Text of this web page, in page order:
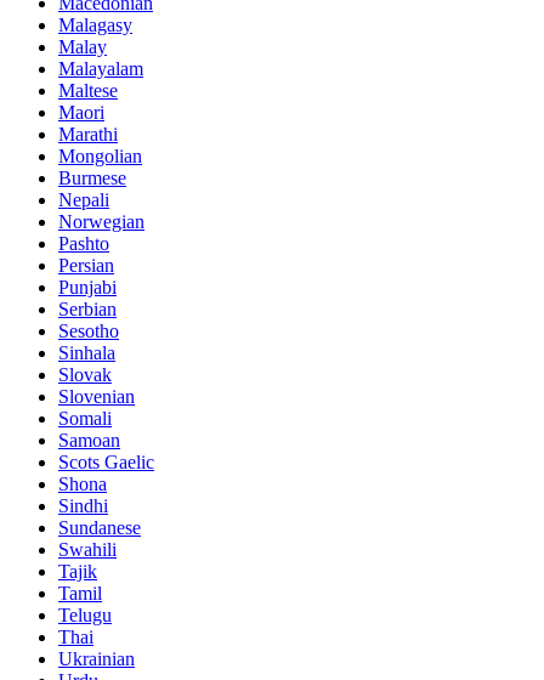
Malagasy
Malay
Malayalam
Maltese
Maori
Marathi
Mongolian
Burmese
Nepali
Norwegian
Pashto
Persian
Punjabi
Serbian
Sesotho
Sinhala
Slovak
Slovenian
Somali
Samoan
Scots Gaelic
Shona
Sindhi
Sundanese
Swahili
Tajik
Tamil
Telugu
Thai
Ukrainian